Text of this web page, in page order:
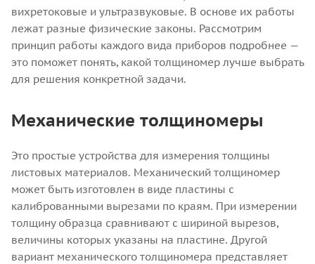
вихретоковые и ультразвуковые. В основе их работы
лежат разные физические законы. Рассмотрим
принцип работы каждого вида приборов подробнее —
это поможет понять, какой толщиномер лучше выбрать
для решения конкретной задачи.
Механические толщиномеры
Это простые устройства для измерения толщины
листовых материалов. Механический толщиномер
может быть изготовлен в виде пластины с
калиброванными вырезами по краям. При измерении
толщину образца сравнивают с шириной вырезов,
величины которых указаны на пластине. Другой
вариант механического толщиномера представляет